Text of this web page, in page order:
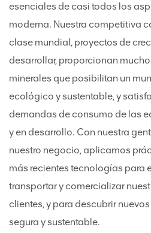
esenciales de casi todos los
moderna. Nuestra competitiva
clase mundial, proyectos de
desarrollar, proporcionan
minerales que posibilitan un
ecológico y sustentable, y
demandas de consumo de las
y en desarrollo. Con nuestra
nuestro negocio, aplicamos
más recientes tecnologías para
transportar y comercializar
clientes, y para descubrir
segura y sustentable.